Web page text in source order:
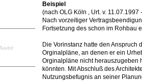
Beispiel
(nach OLG Köln , Urt. v.
Nach vorzeitiger
Fortsetzung des schon im Rohbau
Die Vorinstanz hatte den Anspruch
Orginalpläne, an denen er ein
Orginalpläne nicht herauszugeben
könnten. Mit Abschluß des
Nutzungsbefugnis an seiner